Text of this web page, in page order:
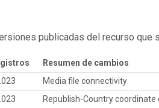
publicadas del recurso que
Resumen de cambios
Media file connectivity
Republish-Country